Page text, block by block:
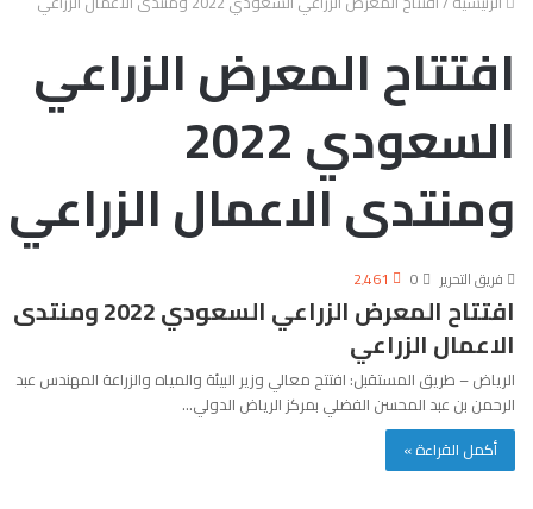
افتتاح المعرض الزراعي
السعودي 2022
ومنتدى الاعمال الزراعي
فريق التحرير 0 2٬461
افتتاح المعرض الزراعي السعودي 2022 ومنتدى
الاعمال الزراعي
الرياض – طريق المستقبل: افتتح معالي وزير البيئة والمياه والزراعة المهندس عبد
الرحمن بن عبد المحسن الفضلي بمركز الرياض الدولي…
أكمل القراءة »